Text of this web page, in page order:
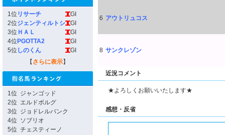
1位 リサーチ
GI
2位ジェンティルトシ
GI
3位 ＨＡＬ
GI
4位 PGOTTA2
GI
5位 しのくん
GI
【 さらに表示】
1位 ジャンゴッド
2位 エルドボルグ
3位 ジョドレルバンク
4位 ソブリオ
5位 チェスティーノ
6 アウトリュコス
8 サンクレゾン
近況コメント
★よろしくお願いいたします★
感想・反省